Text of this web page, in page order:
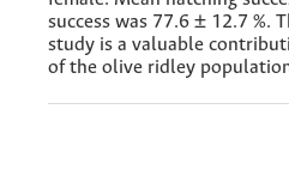
success was 77.6 ± 12.7 %.
study is a valuable
of the olive ridley